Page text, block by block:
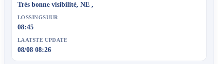
Très bonne visibilité, NE ,
LOSSINGSUUR
08:45
LAATSTE UPDATE
08/08 08:26